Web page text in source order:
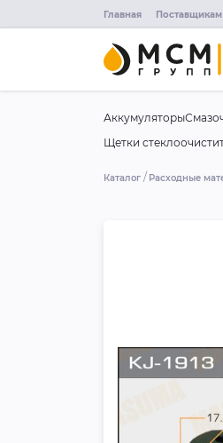
Главная Поставщикам
Аккумуляторы
Щетки
Каталог Расходные